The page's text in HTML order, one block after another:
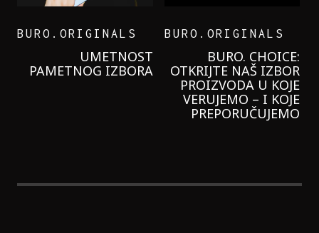
GARNIER KREMU I
NIKADA NIŠTA
LAGANIJE NISAM
KORISTILA